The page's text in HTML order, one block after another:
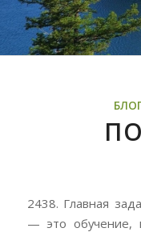
2438. Главная
— это обучение,